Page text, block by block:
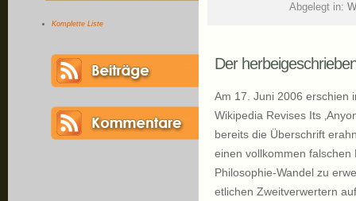
Komplette Liste
Abgelegt in:
Der
Am 17. Juni 2006 erschien
Wikipedia Revises Its
bereits die Überschrift
einen vollkommen
Philosophie-Wandel zu
etlichen Zweitverwertern